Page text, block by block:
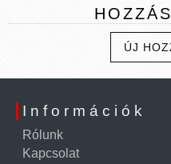
ÚJ
Információk
Rólunk
Kapcsolat